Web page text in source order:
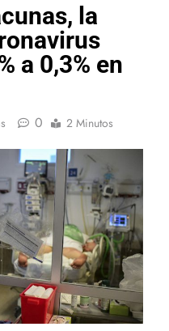
la
a 0,3% en
0 2 Minutos